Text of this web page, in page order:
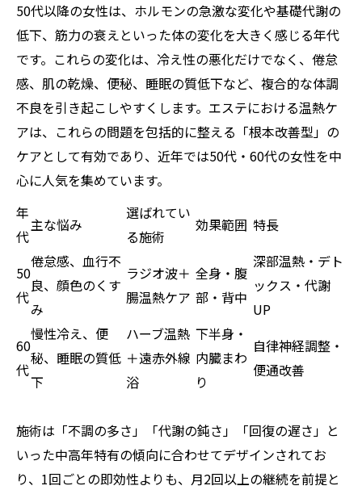
50代以降の女性は、ホルモンの急激な変化や基礎代謝の
低下、筋力の衰えといった体の変化を大きく感じる年代
です。これらの変化は、冷え性の悪化だけでなく、倦怠
感、肌の乾燥、便秘、睡眠の質低下など、複合的な体調
不良を引き起こしやすくします。エステにおける温熱ケ
アは、これらの問題を包括的に整える「根本改善型」の
ケアとして有効であり、近年では50代・60代の女性を中
心に人気を集めています。
年
代
主な悩み
選ばれてい
る施術
効果範囲 特長
50
代
倦怠感、血行不
良、顔色のくす
み
ラジオ波＋
腸温熱ケア
全身・腹
部・背中
深部温熱・デト
ックス・代謝
UP
60
代
慢性冷え、便
秘、睡眠の質低
下
ハーブ温熱
＋遠赤外線
浴
下半身・
内臓まわ
り
自律神経調整・
便通改善
施術は「不調の多さ」「代謝の鈍さ」「回復の遅さ」と
いった中高年特有の傾向に合わせてデザインされてお
り、1回ごとの即効性よりも、月2回以上の継続を前提と